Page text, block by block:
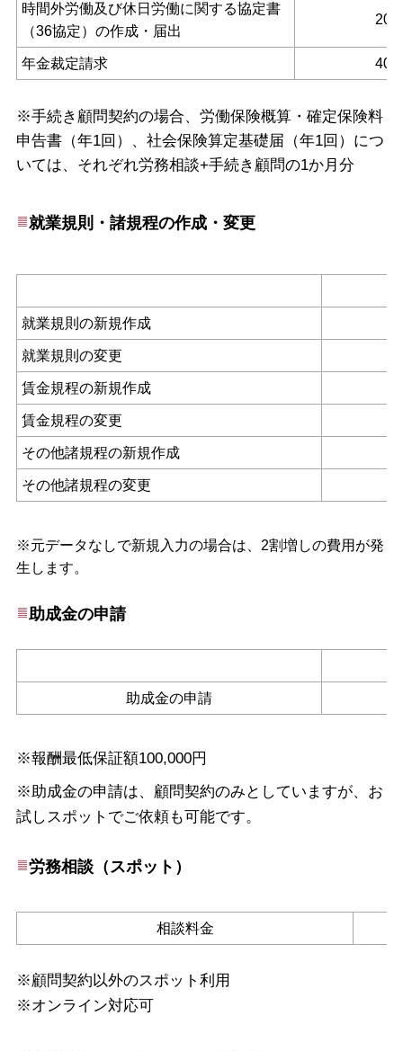
時間外労働及び休日労働に関する協定書
（36協定）の作成・届出
年金裁定請求
※手続き顧問契約の場合、 労働保険概算・確定保険料
申告書（年1回）、 社会保険算定基礎届（年1回）につ
いては、それぞれ労務相談+手続き顧問の1か月分
就業規則・諸規程の作成・変更
就業規則の新規作成
就業規則の変更
賃金規程の新規作成
賃金規程の変更
その他諸規程の新規作成
その他諸規程の変更
※元データなしで新規入力の場合は、2割増しの費用が発
生します。
助成金の申請
助成金の申請
※報酬最低保証額100,000円
※助成金の申請は、顧問契約のみとしていますが、お
試しスポットでご依頼も可能です。
労務相談（スポット）
相談料金
※顧問契約以外のスポット利用
※オンライン対応可